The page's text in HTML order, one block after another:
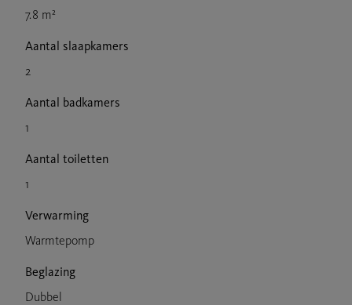
7.8 m²
Aantal slaapkamers
2
Aantal badkamers
1
Aantal toiletten
1
Verwarming
Warmtepomp
Beglazing
Dubbel